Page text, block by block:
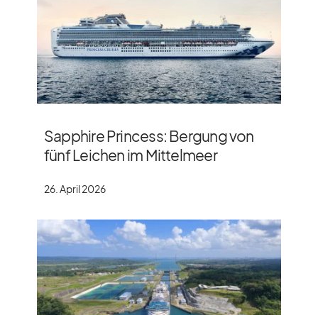
Sapphire Princess: Bergung von
fünf Leichen im Mittelmeer
26. April 2026